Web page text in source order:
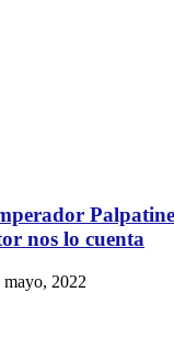
nos lo cuenta
mayo, 2022